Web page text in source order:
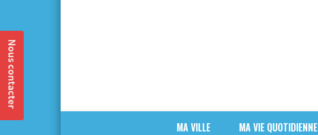
MA VILLE MA VIE QUOTIDIENNE